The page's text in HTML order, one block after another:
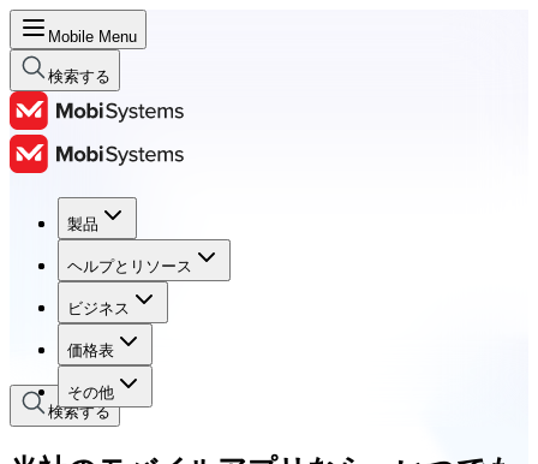
Mobile Menu
検索する
製品
ヘルプとリソース
ビジネス
価格表
その他
製品
ヘルプとリソース
ビジネス
価格表
検索する